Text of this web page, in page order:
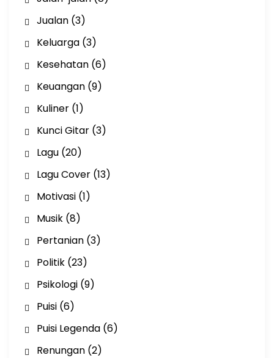
Jualan(3)
Keluarga(3)
Kesehatan(6)
Keuangan(9)
Kuliner(1)
Kunci Gitar(3)
Lagu(20)
Lagu Cover(13)
Motivasi(1)
Musik(8)
Pertanian(3)
Politik(23)
Psikologi(9)
Puisi(6)
Puisi Legenda(6)
Renungan(2)